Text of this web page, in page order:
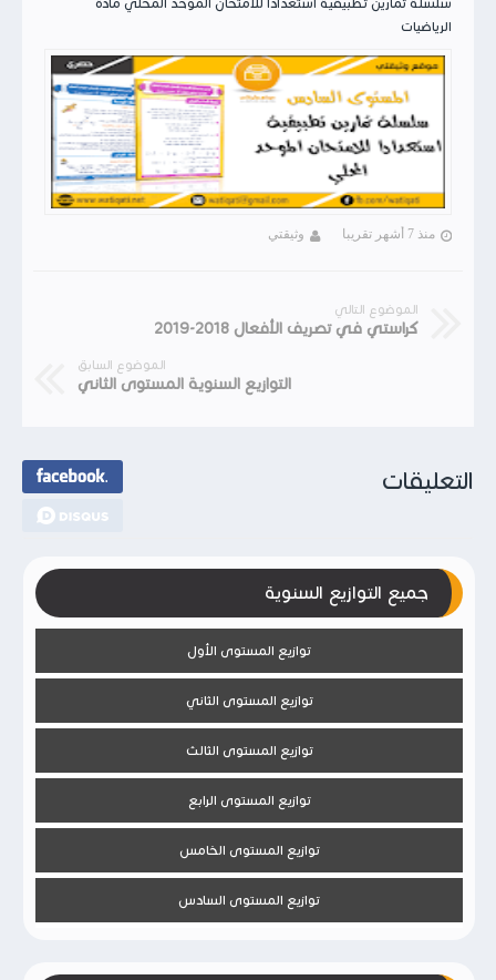
الرياضيات
منذ 7 أشهر تقريبا وثيقتي
الموضوع التالي
كراستي في تصريف الأفعال 2018-2019
الموضوع السابق
التوازيع السنوية المستوى الثاني
التعليقات
جميع التوازيع السنوية
توازيع المستوى الأول
توازيع المستوى الثاني
توازيع المستوى الثالث
توازيع المستوى الرابع
توازيع المستوى الخامس
توازيع المستوى السادس